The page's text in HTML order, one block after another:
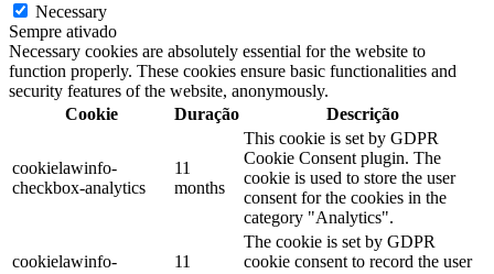
Necessary
Sempre ativado
Necessary cookies are absolutely essential for the website to
function properly. These cookies ensure basic functionalities and
security features of the website, anonymously.
Cookie
Duração Descrição
cookielawinfo-
checkbox-analytics
11
months
This cookie is set by GDPR
Cookie Consent plugin. The
cookie is used to store the user
consent for the cookies in the
category "Analytics".
cookielawinfo-
11
The cookie is set by GDPR
cookie consent to record the user